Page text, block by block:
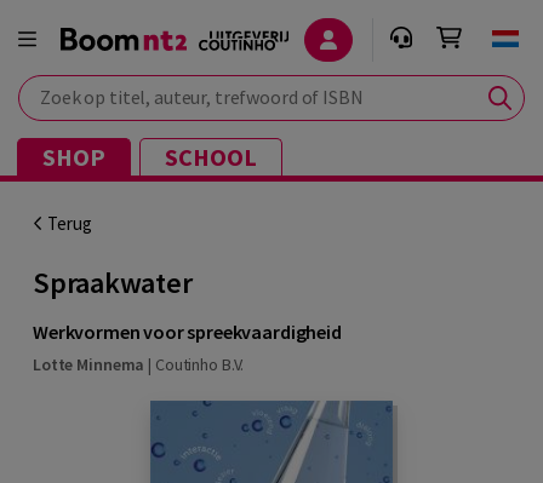
Zoek op titel, auteur, trefwoord of ISBN
SHOP SCHOOL
Terug
Spraakwater
Werkvormen voor spreekvaardigheid
Lotte Minnema | Coutinho B.V.